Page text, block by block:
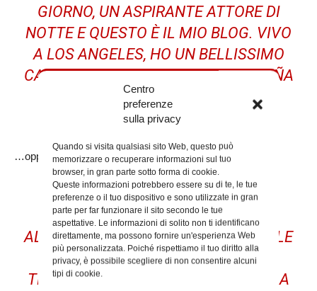
Centro
preferenze
sulla privacy
Quando si visita qualsiasi sito Web, questo può
memorizzare o recuperare informazioni sul tuo
browser, in gran parte sotto forma di cookie.
Queste informazioni potrebbero essere su di te, le tue
preferenze o il tuo dispositivo e sono utilizzate in gran
parte per far funzionare il sito secondo le tue
aspettative. Le informazioni di solito non ti identificano
direttamente, ma possono fornire un'esperienza Web
più personalizzata. Poiché rispettiamo il tuo diritto alla
privacy, è possibile scegliere di non consentire alcuni
tipi di cookie.
GIORNO, UN ASPIRANTE ATTORE DI
NOTTE E QUESTO È IL MIO BLOG. VIVO
A LOS ANGELES, HO UN BELLISSIMO
CANE DI NOME JACK E ADORO LA PIÑA
COLADA. (E TROVARMI SOTTO LA
PIOGGIA.)
…oppure qualche cosa del genere:
LA XYZ DOOHICKEY COMPANY È
STATA FONDATA NEL 1971 E DA
ALLORA HA VENDUTO CAZZABUBBOLE
DI QUALITÀ AI PROPRI CLIENTI. SI
TROVA A GOTHAM CITY, XYZ IMPIEGA